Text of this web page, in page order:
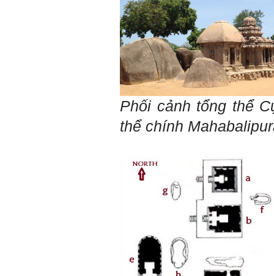
Phối cảnh tổng thể
thể chính